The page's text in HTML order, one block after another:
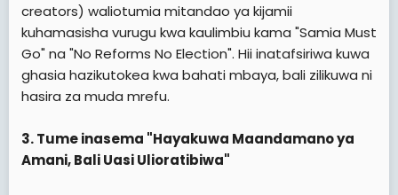
creators) waliotumia mitandao ya kijamii
kuhamasisha vurugu kwa kaulimbiu kama "Samia Must
Go" na "No Reforms No Election". Hii inatafsiriwa kuwa
ghasia hazikutokea kwa bahati mbaya, bali zilikuwa ni
hasira za muda mrefu.
3. Tume inasema "Hayakuwa Maandamano ya
Amani, Bali Uasi Ulioratibiwa"